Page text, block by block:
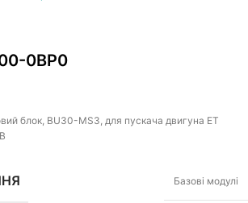
0BP0
блок, BU30-MS3, для пускача двигуна ET
Базові модулі